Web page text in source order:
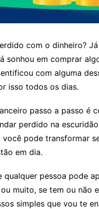
com o dinheiro?
sonhou em comprar
com alguma
isso todos os dias.
passo a passo é
perdido na
você pode transformar
em dia.
qualquer pessoa pode
muito, se tem ou não
simples que vou te